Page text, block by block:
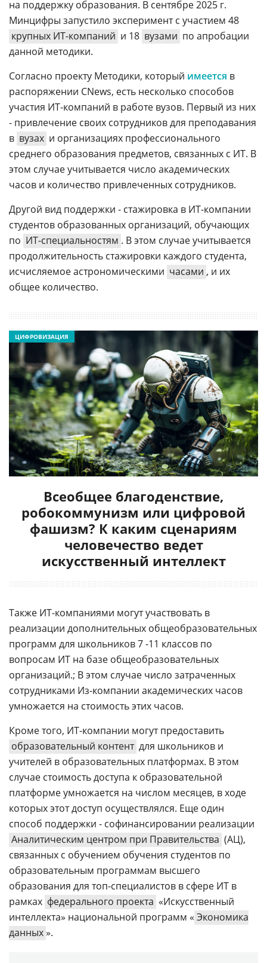
на поддержку образования. В сентябре 2025 г.
Минцифры запустило эксперимент с участием 48
крупных ИТ-компаний и 18 вузами по апробации
данной методики.
Согласно проекту Методики, который имеется в
распоряжении CNews, есть несколько способов
участия ИТ-компаний в работе вузов. Первый из них
- привлечение своих сотрудников для преподавания
в вузах и организациях профессионального
среднего образования предметов, связанных с ИТ. В
этом случае учитывается число академических
часов и количество привлеченных сотрудников.
Другой вид поддержки - стажировка в ИТ-компании
студентов образованных организаций, обучающих
по ИТ-специальностям . В этом случае учитывается
продолжительность стажировки каждого студента,
исчисляемое астрономическими часами , и их
общее количество.
Всеобщее благоденствие,
робокоммунизм или цифровой
фашизм? К каким сценариям
человечество ведет
искусственный интеллект
ЦИФРОВИЗАЦИЯ
Также ИТ-компаниями могут участвовать в
реализации дополнительных общеобразовательных
программ для школьников 7 -11 классов по
вопросам ИТ на базе общеобразовательных
организаций.; В этом случае число затраченных
сотрудниками Из-компании академических часов
умножается на стоимость этих часов.
Кроме того, ИТ-компании могут предоставить
образовательный контент для школьников и
учителей в образовательных платформах. В этом
случае стоимость доступа к образовательной
платформе умножается на числом месяцев, в ходе
которых этот доступ осуществлялся. Еще один
способ поддержки - софинансировании реализации
Аналитическим центром при Правительства (АЦ),
связанных с обучением обучения студентов по
образовательным программам высшего
образования для топ-специалистов в сфере ИТ в
рамках федерального проекта «Искусственный
интеллекта» национальной программ « Экономика
данных».